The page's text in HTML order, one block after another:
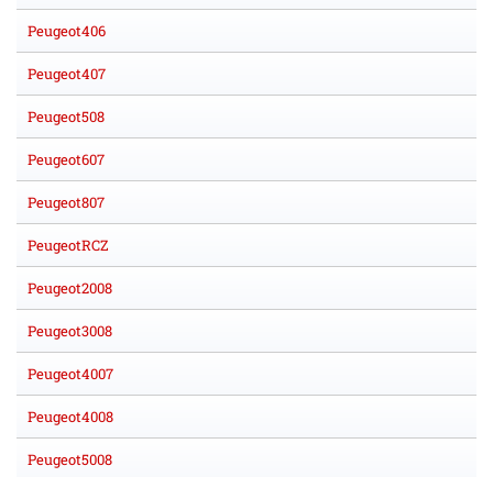
Peugeot406
Peugeot407
Peugeot508
Peugeot607
Peugeot807
PeugeotRCZ
Peugeot2008
Peugeot3008
Peugeot4007
Peugeot4008
Peugeot5008